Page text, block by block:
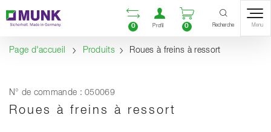
Contenu
Sommaire
Navigation Ouvrir la liste
0
Ouvrir un compte
Profil
Ouvrir le
0 Recherche Menu
Page d'accueil Produits Roues à freins à ressort
N° de commande : 050069
Roues à freins à ressort